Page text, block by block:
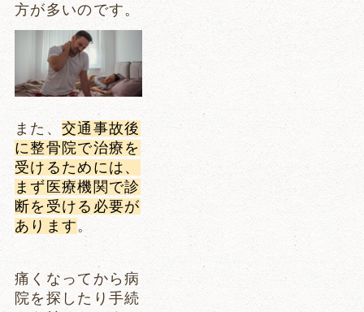
方が多いのです。
また、 交通事故後
に整骨院で治療を
受けるためには、
まず医療機関で診
断を受ける必要が
あります。
痛くなってから病
院を探したり手続